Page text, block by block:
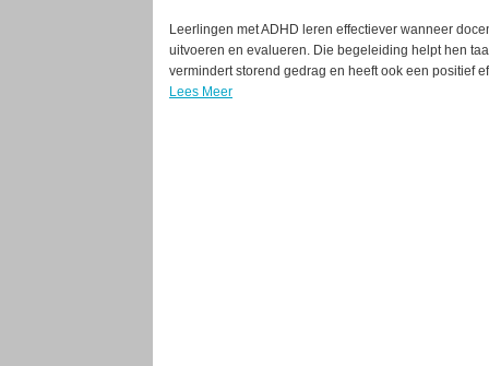
Leerlingen met ADHD leren effectiever wanneer
uitvoeren en evalueren. Die begeleiding helpt hen
vermindert storend gedrag en heeft ook een positief
Lees Meer